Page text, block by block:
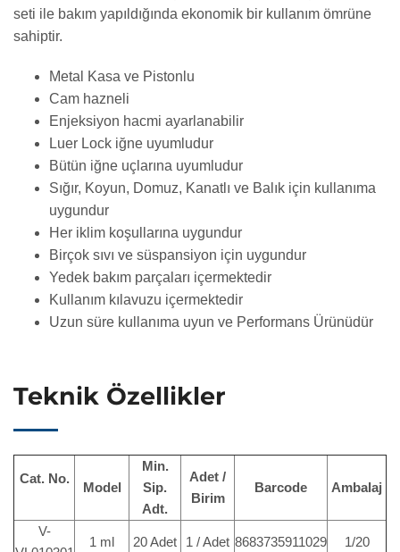
seti ile bakım yapıldığında ekonomik bir kullanım ömrüne
sahiptir.
Metal Kasa ve Pistonlu
Cam hazneli
Enjeksiyon hacmi ayarlanabilir
Luer Lock iğne uyumludur
Bütün iğne uçlarına uyumludur
Sığır, Koyun, Domuz, Kanatlı ve Balık için kullanıma
uygundur
Her iklim koşullarına uygundur
Birçok sıvı ve süspansiyon için uygundur
Yedek bakım parçaları içermektedir
Kullanım kılavuzu içermektedir
Uzun süre kullanıma uyun ve Performans Ürünüdür
Teknik Özellikler
Cat. No.
Model
Min.
Sip.
Adt.
Adet /
Birim
Barcode Ambalaj
V-
1 ml 20 Adet 1 / Adet 8683735911029 1/20